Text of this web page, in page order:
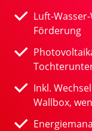
Luft-
Förderung
Inkl.
Wallbox,